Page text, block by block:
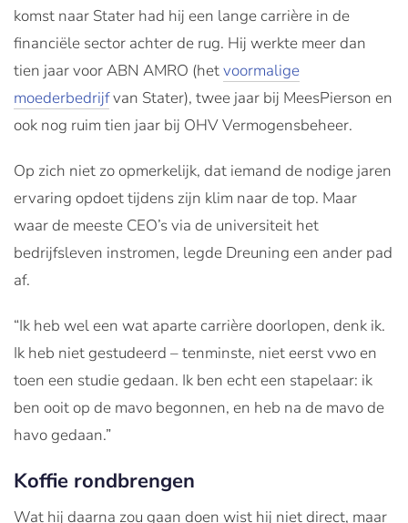
komst naar Stater had hij een lange carrière in de
financiële sector achter de rug. Hij werkte meer dan
tien jaar voor ABN AMRO (hetvoormalige
moederbedrijfvan Stater), twee jaar bij MeesPierson en
ook nog ruim tien jaar bij OHV Vermogensbeheer.
Op zich niet zo opmerkelijk, dat iemand de nodige jaren
ervaring opdoet tijdens zijn klim naar de top. Maar
waar de meeste CEO’s via de universiteit het
bedrijfsleven instromen, legde Dreuning een ander pad
af.
“Ik heb wel een wat aparte carrière doorlopen, denk ik.
Ik heb niet gestudeerd – tenminste, niet eerst vwo en
toen een studie gedaan. Ik ben echt een stapelaar: ik
ben ooit op de mavo begonnen, en heb na de mavo de
havo gedaan.”
Koffie rondbrengen
Wat hij daarna zou gaan doen wist hij niet direct, maar